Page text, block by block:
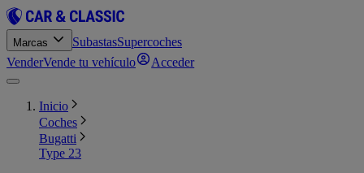
Marcas SubastasSupercoches
VenderVende tu vehículo Acceder
Inicio
Coches
Bugatti
Type 23